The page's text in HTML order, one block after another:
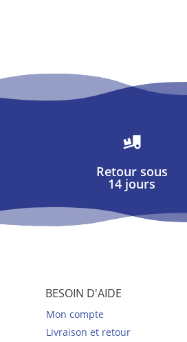

Retour sous
14 jours
BESOIN D'AIDE
Mon compte
Livraison et retour